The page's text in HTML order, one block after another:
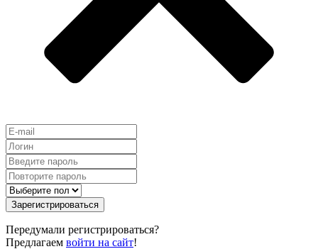
Зарегистрироваться
Передумали регистрироваться?
Предлагаем войти на сайт!